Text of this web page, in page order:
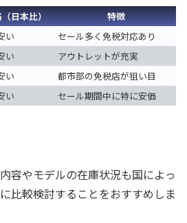
日本比）
特徴
い
セール多く免税対応あり
い
アウトレットが充実
い
都市部の免税店が狙い目
い セール期間中に特に安価
容やモデルの在庫状況も国によっ
比較検討することをおすすめしま